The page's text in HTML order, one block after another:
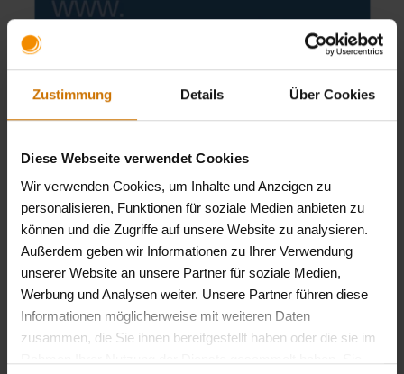
Zustimmung Details Über Cookies
Diese Webseite verwendet Cookies
Wir verwenden Cookies, um Inhalte und Anzeigen zu
personalisieren, Funktionen für soziale Medien anbieten zu
können und die Zugriffe auf unsere Website zu analysieren.
Außerdem geben wir Informationen zu Ihrer Verwendung
unserer Website an unsere Partner für soziale Medien,
Werbung und Analysen weiter. Unsere Partner führen diese
Informationen möglicherweise mit weiteren Daten
zusammen, die Sie ihnen bereitgestellt haben oder die sie im
Nach den Jahren 2016 und 2017 ist dies damit das
dritte Jahr in Folge, in dem die BKK firmus mit dem
Prädikat "Sehr gut" ausgezeichnet wird.
Die komplette Bewertwung der BKK firmus finden Sie